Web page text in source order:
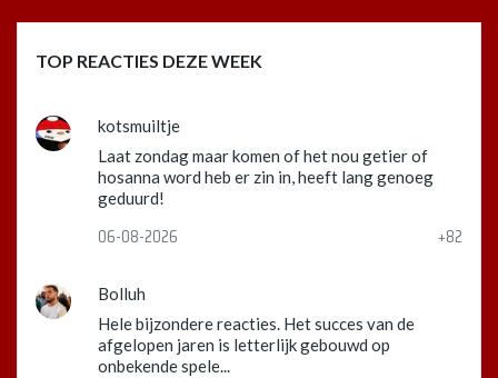
TOP REACTIES DEZE WEEK
kotsmuiltje
Laat zondag maar komen of het nou getier of
hosanna word heb er zin in, heeft lang genoeg
geduurd!
06-08-2026 +82
Bolluh
Hele bijzondere reacties. Het succes van de
afgelopen jaren is letterlijk gebouwd op
onbekende spele...